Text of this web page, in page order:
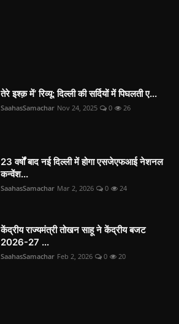
तेरे इश्क़ में’ रिव्यू: दिल्ली की सर्दियों में पिघलती ए...
SaahasSamachar Nov 24, 2025 0 26
23 वर्षों बाद नई दिल्ली में होगा एसजेएफआई नेशनल
कन्वेंश...
SaahasSamachar Mar 2, 2026 0 24
केंद्रीय राज्यमंत्री तोखन साहू ने केंद्रीय बजट
2026-27 ...
SaahasSamachar Feb 2, 2026 0 20